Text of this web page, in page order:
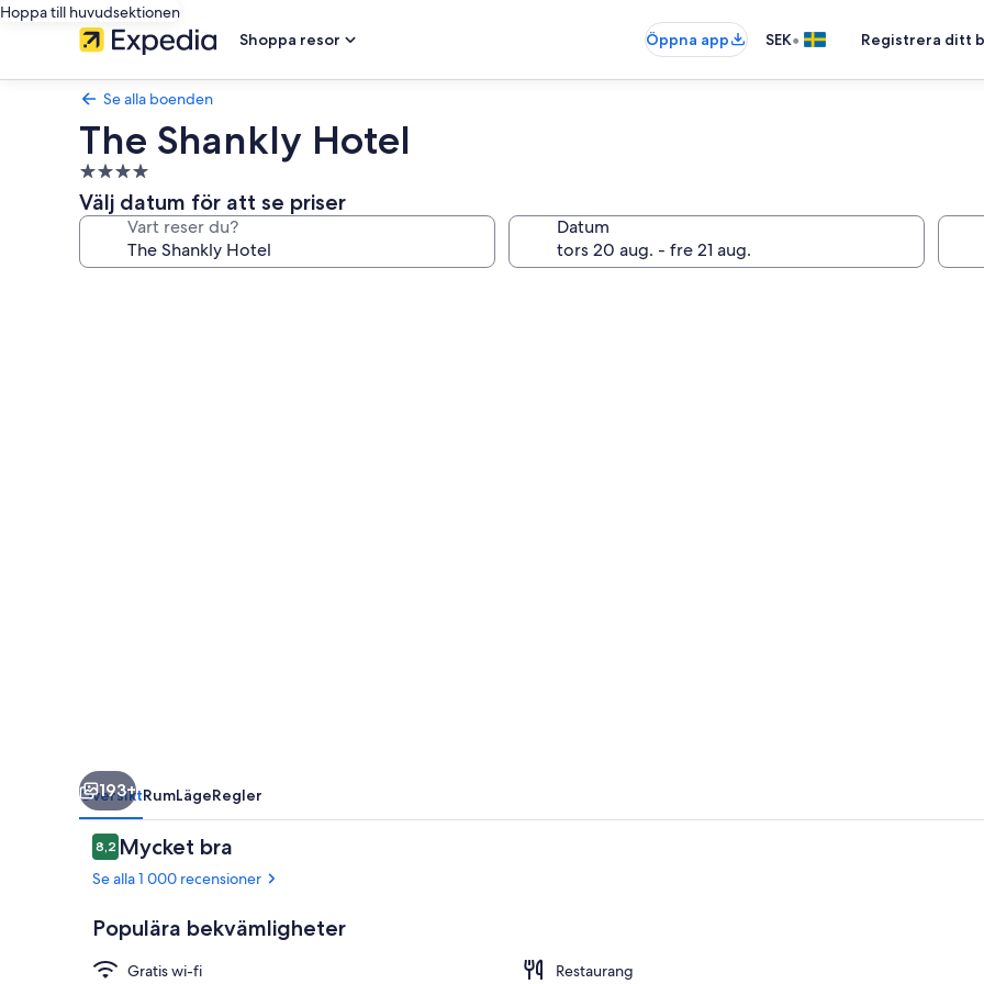
Hoppa till huvudsektionen
Shoppa resor
Öppna app SEK• Registrera ditt
Se alla boenden
The Shankly Hotel
4.0-
stjärnigt
boende
Välj datum för att se priser
Vart reser du? Datum
Deluxe-
193+
ÖversiktRumLägeRegler
Recensioner
8,28,2 av 10,
Mycket bra
Se alla 1 000 recensioner
Populära bekvämligheter
Gratis wi-fi
Restaurang